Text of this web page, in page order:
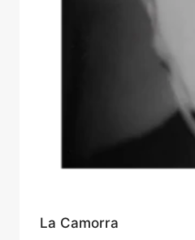
La Camorra